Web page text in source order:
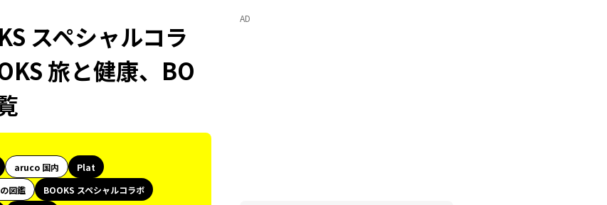
スペシャルコラ
旅と健康、BO
aruco 国内
Plat
図鑑
BOOKS スペシャルコラボ
AD